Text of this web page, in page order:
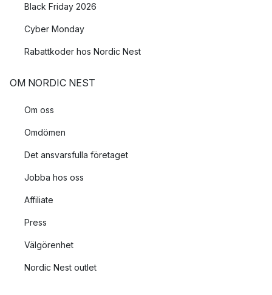
Black Friday 2026
Cyber Monday
Rabattkoder hos Nordic Nest
OM NORDIC NEST
Om oss
Omdömen
Det ansvarsfulla företaget
Jobba hos oss
Affiliate
Press
Välgörenhet
Nordic Nest outlet